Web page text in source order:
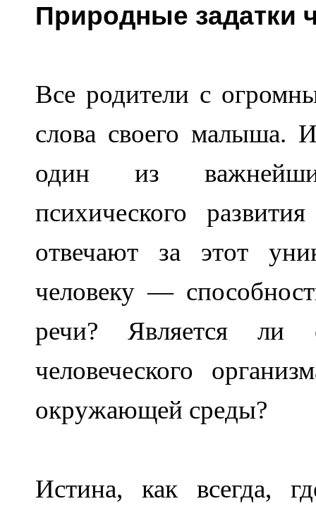
Природные задатки
Все родители с
слова своего малыша.
один из
психического
отвечают за этот
человеку —
речи? Является ли
человеческого
окружающей среды?
Истина, как всегда,